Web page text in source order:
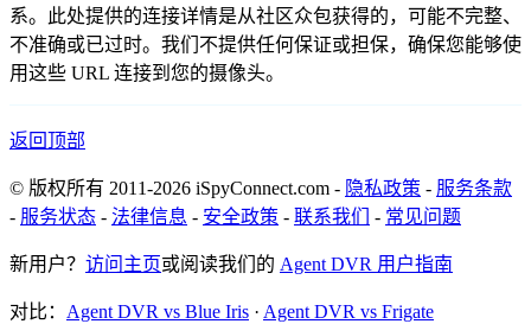
系。此处提供的连接详情是从社区众包获得的，可能不完整、
不准确或已过时。我们不提供任何保证或担保，确保您能够使
用这些 URL 连接到您的摄像头。
返回顶部
© 版权所有 2011-2026 iSpyConnect.com - 隐私政策 - 服务条款
- 服务状态 - 法律信息 - 安全政策 - 联系我们 - 常见问题
新用户？ 访问主页或阅读我们的 Agent DVR 用户指南
对比： Agent DVR vs Blue Iris · Agent DVR vs Frigate